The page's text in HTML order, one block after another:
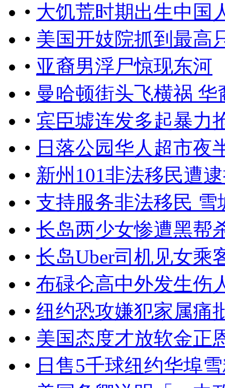
• 大饥荒时期出生中国
• 美国开妓院抓到最高
• 亚裔男浮尸惊现东河
• 曼哈顿街头飞横祸
• 宾臣墟连发多起暴力
• 日落公园华人超市夜
• 新州101非法移民遭
• 支持服务非法移民
• 长岛两少女惨遭黑帮
• 长岛Uber司机见女乘
• 布碌仑高中外发生伤
• 纽约恐攻嫌犯家属痛
• 美国态度才放软金正
• 日售5千球纽约华埠